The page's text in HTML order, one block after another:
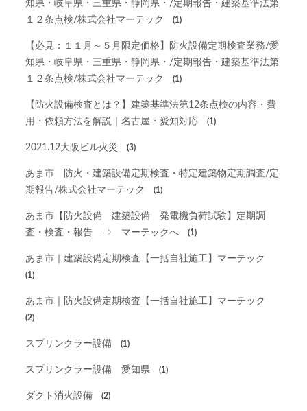
知県・岐阜県・三重県・静岡県・/定期報告・建築基準法第
１２条点検/株式会社マーテック
(1)
【必見：１１月～５月限定価格】防火設備定期検査業務/愛
知県・岐阜県・三重県・静岡県・/定期報告・建築基準法第
１２条点検/株式会社マーテック
(1)
【防火設備検査とは？】建築基準法第12条点検の内容・費
用・依頼方法を解説｜名古屋・愛知対応
(1)
2021.12大阪ビル火災 (3)
あま市 防火・建築設備定期検査・特定建築物定期調査/定
期報告/株式会社マーテック
(1)
あま市【防火設備 建築設備 発電機負荷試験】定期調
査・検査・報告 ⇒ マーテックへ
(1)
あま市｜建築設備定期検査【一括自社施工】マーテック
(1)
あま市｜防火設備定期検査【一括自社施工】マーテック
(2)
スプリンクラー設備 (1)
スプリンクラー設備 愛知県 (1)
ダクト消火設備 (2)